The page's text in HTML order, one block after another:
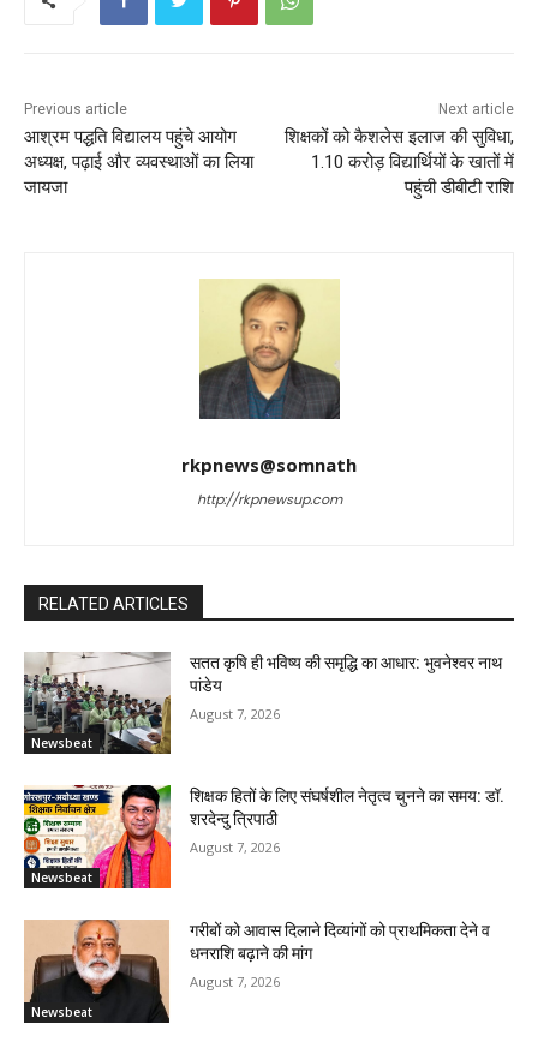
Previous article
आश्रम पद्धति विद्यालय पहुंचे आयोग
अध्यक्ष, पढ़ाई और व्यवस्थाओं का लिया
जायजा
Next article
शिक्षकों को कैशलेस इलाज की सुविधा,
1.10 करोड़ विद्यार्थियों के खातों में
पहुंची डीबीटी राशि
rkpnews@somnath
http://rkpnewsup.com
RELATED ARTICLES
Newsbeat
सतत कृषि ही भविष्य की समृद्धि का आधार: भुवनेश्वर नाथ
पांडेय
August 7, 2026
Newsbeat
शिक्षक हितों के लिए संघर्षशील नेतृत्व चुनने का समय: डॉ.
शरदेन्दु त्रिपाठी
August 7, 2026
Newsbeat
गरीबों को आवास दिलाने दिव्यांगों को प्राथमिकता देने व
धनराशि बढ़ाने की मांग
August 7, 2026